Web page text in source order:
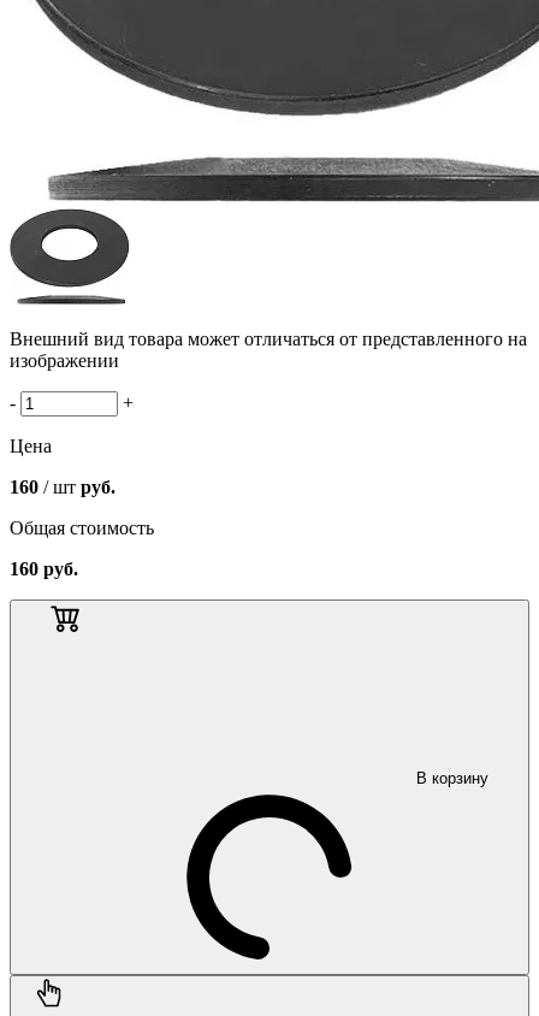
Внешний вид товара может отличаться от представленного на
изображении
- +
Цена
160 / шт руб.
Общая стоимость
160 руб.
В корзину